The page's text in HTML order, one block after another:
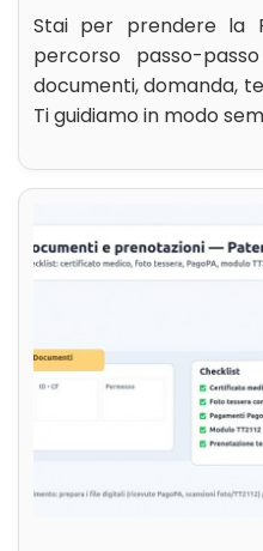
Stai per prendere la
percorso passo-
documenti, domanda,
Ti guidiamo in modo